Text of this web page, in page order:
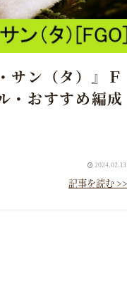
サン（タ）』Ｆ
・おすすめ編成
2024.02.13